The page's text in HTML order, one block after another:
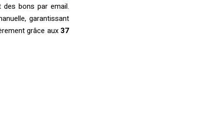
bons par email.
garantissant
grâce aux 37